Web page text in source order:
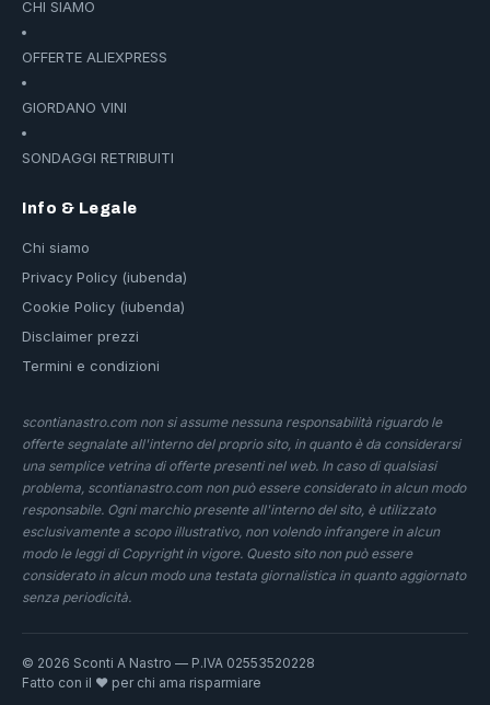
CHI SIAMO
OFFERTE ALIEXPRESS
GIORDANO VINI
SONDAGGI RETRIBUITI
Info & Legale
Chi siamo
Privacy Policy (iubenda)
Cookie Policy (iubenda)
Disclaimer prezzi
Termini e condizioni
scontianastro.com non si assume nessuna responsabilità riguardo le
offerte segnalate all'interno del proprio sito, in quanto è da considerarsi
una semplice vetrina di offerte presenti nel web. In caso di qualsiasi
problema, scontianastro.com non può essere considerato in alcun modo
responsabile. Ogni marchio presente all'interno del sito, è utilizzato
esclusivamente a scopo illustrativo, non volendo infrangere in alcun
modo le leggi di Copyright in vigore. Questo sito non può essere
considerato in alcun modo una testata giornalistica in quanto aggiornato
senza periodicità.
© 2026 Sconti A Nastro — P.IVA 02553520228
Fatto con il ❤️ per chi ama risparmiare